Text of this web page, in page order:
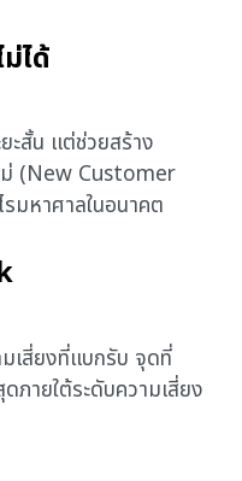
ได้
ะสั้น แต่ช่วยสร้าง
(New Customer
มหาศาลในอนาคต
เสี่ยงที่แบกรับ จุดที่
ภายใต้ระดับความเสี่ยง